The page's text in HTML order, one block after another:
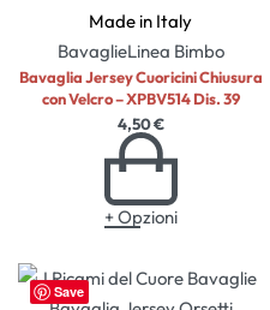
Made in Italy
BavaglieLinea Bimbo
Bavaglia Jersey Cuoricini Chiusura
con Velcro – XPBV514 Dis. 39
4,50€
+ Opzioni
Save